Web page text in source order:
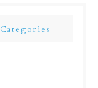
Categories